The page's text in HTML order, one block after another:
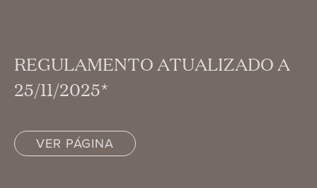
REGULAMENTO ATUALIZADO A
25/11/2025*
VER PÁGINA